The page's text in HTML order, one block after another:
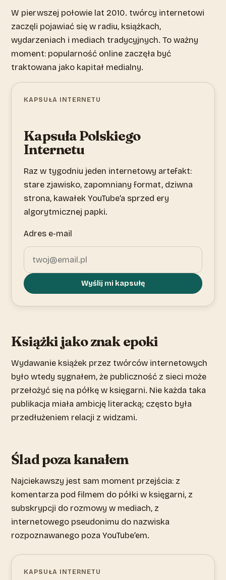
W pierwszej połowie lat 2010. twórcy internetowi
zaczęli pojawiać się w radiu, książkach,
wydarzeniach i mediach tradycyjnych. To ważny
moment: popularność online zaczęła być
traktowana jako kapitał medialny.
KAPSUŁA INTERNETU
Kapsuła Polskiego
Internetu
Raz w tygodniu jeden internetowy artefakt:
stare zjawisko, zapomniany format, dziwna
strona, kawałek YouTube’a sprzed ery
algorytmicznej papki.
Adres e-mail
Wyślij mi kapsułę
Książki jako znak epoki
Wydawanie książek przez twórców internetowych
było wtedy sygnałem, że publiczność z sieci może
przełożyć się na półkę w księgarni. Nie każda taka
publikacja miała ambicję literacką; często była
przedłużeniem relacji z widzami.
Ślad poza kanałem
Najciekawszy jest sam moment przejścia: z
komentarza pod filmem do półki w księgarni, z
subskrypcji do rozmowy w mediach, z
internetowego pseudonimu do nazwiska
rozpoznawanego poza YouTube’em.
KAPSUŁA INTERNETU